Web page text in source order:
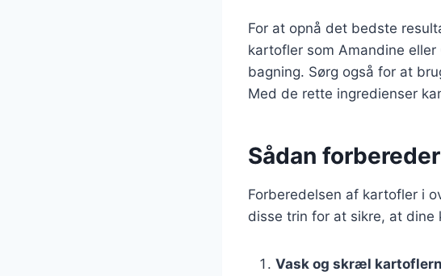
For at opnå det bedste
kartofler som Amandine
bagning. Sørg også for at
Med de rette ingredienser
Sådan
Forberedelsen af kartofler i
disse trin for at sikre, at
Vask og skræl